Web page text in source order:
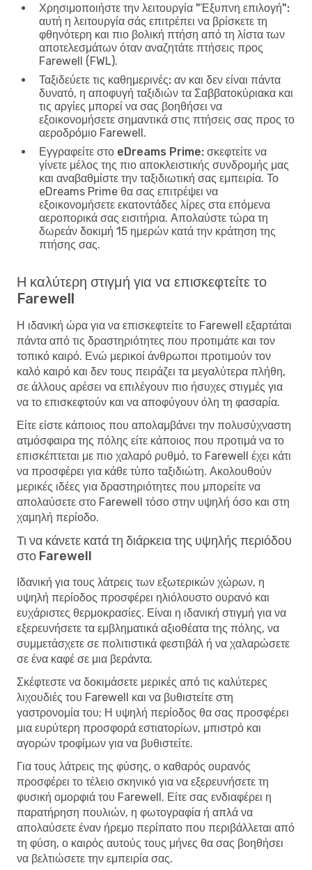
Χρησιμοποιήστε την λειτουργία "Έξυπνη επιλογή":
αυτή η λειτουργία σάς επιτρέπει να βρίσκετε τη
φθηνότερη και πιο βολική πτήση από τη λίστα των
αποτελεσμάτων όταν αναζητάτε πτήσεις προς
Farewell (FWL).
Ταξιδεύετε τις καθημερινές: αν και δεν είναι πάντα
δυνατό, η αποφυγή ταξιδιών τα Σαββατοκύριακα και
τις αργίες μπορεί να σας βοηθήσει να
εξοικονομήσετε σημαντικά στις πτήσεις σας προς το
αεροδρόμιο Farewell.
Εγγραφείτε στο eDreams Prime: σκεφτείτε να
γίνετε μέλος της πιο αποκλειστικής συνδρομής μας
και αναβαθμίστε την ταξιδιωτική σας εμπειρία. Το
eDreams Prime θα σας επιτρέψει να
εξοικονομήσετε εκατοντάδες λίρες στα επόμενα
αεροπορικά σας εισιτήρια. Απολαύστε τώρα τη
δωρεάν δοκιμή 15 ημερών κατά την κράτηση της
πτήσης σας.
Η καλύτερη στιγμή για να επισκεφτείτε το
Farewell
Η ιδανική ώρα για να επισκεφτείτε το Farewell εξαρτάται
πάντα από τις δραστηριότητες που προτιμάτε και τον
τοπικό καιρό. Ενώ μερικοί άνθρωποι προτιμούν τον
καλό καιρό και δεν τους πειράζει τα μεγαλύτερα πλήθη,
σε άλλους αρέσει να επιλέγουν πιο ήσυχες στιγμές για
να το επισκεφτούν και να αποφύγουν όλη τη φασαρία.
Είτε είστε κάποιος που απολαμβάνει την πολυσύχναστη
ατμόσφαιρα της πόλης είτε κάποιος που προτιμά να το
επισκέπτεται με πιο χαλαρό ρυθμό, το Farewell έχει κάτι
να προσφέρει για κάθε τύπο ταξιδιώτη. Ακολουθούν
μερικές ιδέες για δραστηριότητες που μπορείτε να
απολαύσετε στο Farewell τόσο στην υψηλή όσο και στη
χαμηλή περίοδο.
Τι να κάνετε κατά τη διάρκεια της υψηλής περιόδου
στο Farewell
Ιδανική για τους λάτρεις των εξωτερικών χώρων, η
υψηλή περίοδος προσφέρει ηλιόλουστο ουρανό και
ευχάριστες θερμοκρασίες. Είναι η ιδανική στιγμή για να
εξερευνήσετε τα εμβληματικά αξιοθέατα της πόλης, να
συμμετάσχετε σε πολιτιστικά φεστιβάλ ή να χαλαρώσετε
σε ένα καφέ σε μια βεράντα.
Σκέφτεστε να δοκιμάσετε μερικές από τις καλύτερες
λιχουδιές του Farewell και να βυθιστείτε στη
γαστρονομία του; Η υψηλή περίοδος θα σας προσφέρει
μια ευρύτερη προσφορά εστιατορίων, μπιστρό και
αγορών τροφίμων για να βυθιστείτε.
Για τους λάτρεις της φύσης, ο καθαρός ουρανός
προσφέρει το τέλειο σκηνικό για να εξερευνήσετε τη
φυσική ομορφιά του Farewell. Είτε σας ενδιαφέρει η
παρατήρηση πουλιών, η φωτογραφία ή απλά να
απολαύσετε έναν ήρεμο περίπατο που περιβάλλεται από
τη φύση, ο καιρός αυτούς τους μήνες θα σας βοηθήσει
να βελτιώσετε την εμπειρία σας.